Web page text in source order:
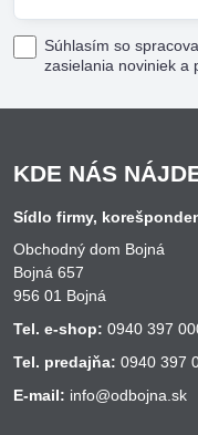
Súhlasím so
zasielania noviniek a
KDE NÁS
Sídlo firmy,
Obchodný dom Bojná
Bojná 657
956 01 Bojná
Tel. e-shop: 0940 397
Tel. predajňa: 0940 397
E-mail: info@odbojna.sk